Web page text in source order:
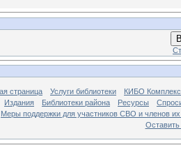
страница Услуги библиотеки
КИБО
Издания Библиотеки района Ресурсы
Меры поддержки для участников СВО и членов
Оставить